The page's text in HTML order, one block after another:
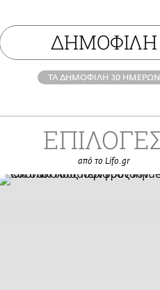
ΔΗΜΟΦΙΛΗ
ΤΑ ΔΗΜΟΦΙΛΗ 30 ΗΜΕΡΩΝ
από το Lifo.gr